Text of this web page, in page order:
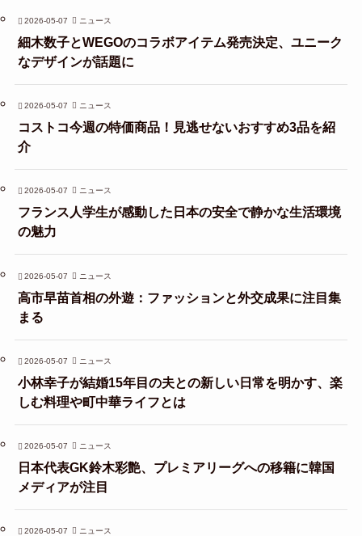
2026-05-07 ニュース
細木数子とWEGOのコラボアイテム発売決定、ユニーク
なデザインが話題に
2026-05-07 ニュース
コストコ今週の特価商品！見逃せないおすすめ3品を紹
介
2026-05-07 ニュース
フランス人学生が感動した日本の安全で静かな生活環境
の魅力
2026-05-07 ニュース
高市早苗首相の外遊：ファッションと外交成果に注目集
まる
2026-05-07 ニュース
小林幸子が結婚15年目の夫との新しい日常を明かす、楽
しむ料理や町中華ライフとは
2026-05-07 ニュース
日本代表GK鈴木彩艶、プレミアリーグへの移籍に韓国
メディアが注目
2026-05-07 ニュース